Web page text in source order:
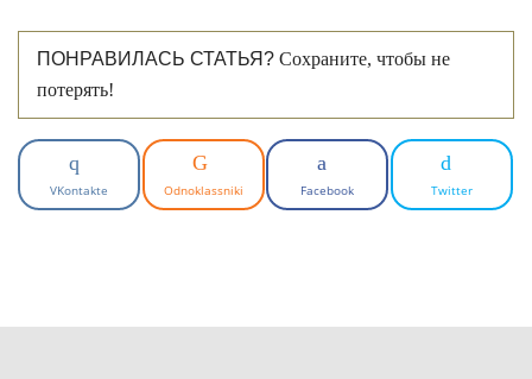
ПОНРАВИЛАСЬ СТАТЬЯ? Сохраните, чтобы не
потерять!
VKontakte Odnoklassniki Facebook Twitter